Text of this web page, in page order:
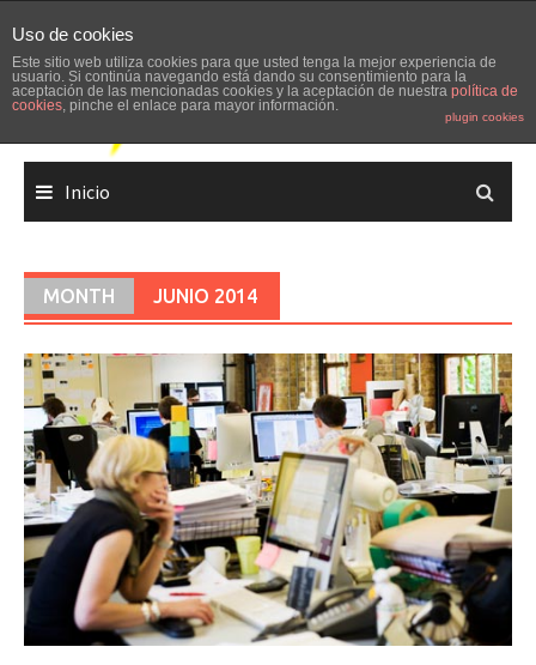
to
content
Inicio
MONTH JUNIO 2014
Uso de cookies
Este sitio web utiliza cookies para que usted tenga la mejor experiencia de
usuario. Si continúa navegando está dando su consentimiento para la
aceptación de las mencionadas cookies y la aceptación de nuestra política de
cookies, pinche el enlace para mayor información.
plugin cookies